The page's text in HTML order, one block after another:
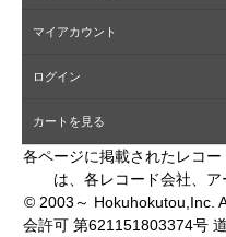
マイアカウント
ログイン
カートを見る
各ページに掲載されたレコ
は、各レコード会社、ア
© 2003～ Hokuhokutou,Inc.
会許可 第621151803374号